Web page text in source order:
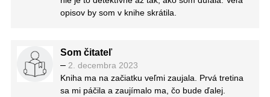
opisov by som v knihe skrátila.
Som čitateľ
– 2. decembra 2023
Kniha ma na začiatku veľmi zaujala. Prvá tretina
sa mi páčila a zaujímalo ma, čo bude ďalej.